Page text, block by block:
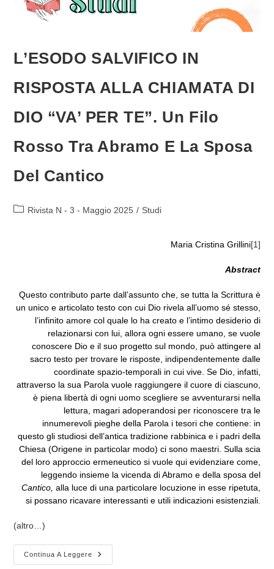
L’ESODO SALVIFICO IN
RISPOSTA ALLA CHIAMATA DI
DIO “VA’ PER TE”. Un Filo
Rosso Tra Abramo E La Sposa
Del Cantico
Categoria
Rivista N - 3 - Maggio 2025 / Studi
Maria Cristina Grillini[1]
Abstract
Questo contributo parte dall’assunto che, se tutta la Scrittura è
un unico e articolato testo con cui Dio rivela all’uomo sé stesso,
l’infinito amore col quale lo ha creato e l’intimo desiderio di
relazionarsi con lui, allora ogni essere umano, se vuole
conoscere Dio e il suo progetto sul mondo, può attingere al
sacro testo per trovare le risposte, indipendentemente dalle
coordinate spazio-temporali in cui vive. Se Dio, infatti,
attraverso la sua Parola vuole raggiungere il cuore di ciascuno,
è piena libertà di ogni uomo scegliere se avventurarsi nella
lettura, magari adoperandosi per riconoscere tra le
innumerevoli pieghe della Parola i tesori che contiene: in
questo gli studiosi dell’antica tradizione rabbinica e i padri della
Chiesa (Origene in particolar modo) ci sono maestri. Sulla scia
del loro approccio ermeneutico si vuole qui evidenziare come,
leggendo insieme la vicenda di Abramo e della sposa del
Cantico, alla luce di una particolare locuzione in esse ripetuta,
si possano ricavare interessanti e utili indicazioni esistenziali.
(altro…)
Continua A Leggere
L’ESODO
SALVIFICO